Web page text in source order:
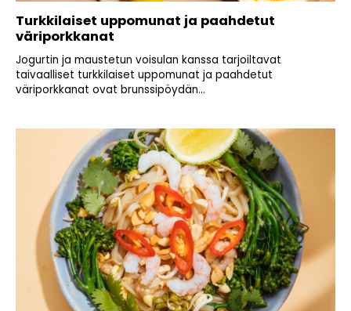
Turkkilaiset uppomunat ja paahdetut
väriporkkanat
Jogurtin ja maustetun voisulan kanssa tarjoiltavat
taivaalliset turkkilaiset uppomunat ja paahdetut
väriporkkanat ovat brunssipöydän...